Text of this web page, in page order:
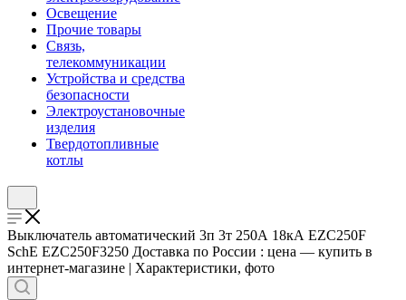
Освещение
Прочие товары
Связь,
телекоммуникации
Устройства и средства
безопасности
Электроустановочные
изделия
Твердотопливные
котлы
Выключатель автоматический 3п 3т 250А 18кА EZC250F
SchE EZC250F3250 Доставка по России : цена — купить в
интернет-магазине | Характеристики, фото